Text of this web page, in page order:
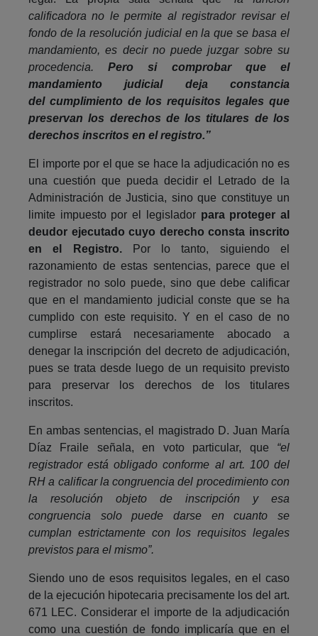
calificadora no le permite al registrador revisar el
fondo de la resolución judicial en la que se basa el
mandamiento, es decir no puede juzgar sobre su
procedencia.Pero si comprobar que el
mandamiento judicial deja constancia
del cumplimiento de los requisitos legales que
preservan los derechos de los titulares de los
derechos inscritos en el registro.”
El importe por el que se hace la adjudicación no es
una cuestión que pueda decidir el Letrado de la
Administración de Justicia, sino que constituye un
limite impuesto por el legislador para proteger al
deudor ejecutado cuyo derecho consta inscrito
en el Registro.
Por lo tanto, siguiendo el
razonamiento de estas sentencias, parece que el
registrador no solo puede, sino que debe calificar
que en el mandamiento judicial conste que se ha
cumplido con este requisito. Y en el caso de no
cumplirse estará necesariamente abocado a
denegar la inscripción del decreto de adjudicación,
pues se trata desde luego de un requisito previsto
para preservar los derechos de los titulares
inscritos.
En ambas sentencias, el magistrado D. Juan María
Díaz Fraile señala, en voto particular, que “el
registrador está obligado conforme al art. 100 del
RH a calificar la congruencia del procedimiento con
la resolución objeto de inscripción y esa
congruencia solo puede darse en cuanto se
cumplan estrictamente con los requisitos legales
previstos para el mismo”.
Siendo uno de esos requisitos legales, en el caso
de la ejecución hipotecaria precisamente los del art.
671 LEC. Considerar el importe de la adjudicación
como una cuestión de fondo implicaría que en el